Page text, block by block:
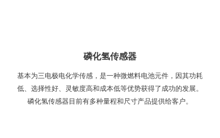
磷化氢传感器
基本为三电极电化学传感，是一种微燃料电池元件，因其功耗
低、选择性好、灵敏度高和成本低等优势获得了成功的发展。
磷化氢传感器目前有多种量程和尺寸产品提供给客户。